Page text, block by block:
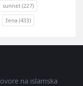
sunnet (227)
žena (433)
na islamska